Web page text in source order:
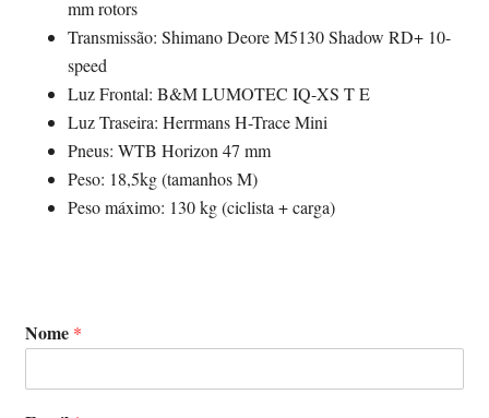
mm rotors
Transmissão: Shimano Deore M5130 Shadow RD+ 10-
speed
Luz Frontal: B&M LUMOTEC IQ-XS T E
Luz Traseira: Herrmans H-Trace Mini
Pneus: WTB Horizon 47 mm
Peso: 18,5kg (tamanhos M)
Peso máximo: 130 kg (ciclista + carga)
Nome *